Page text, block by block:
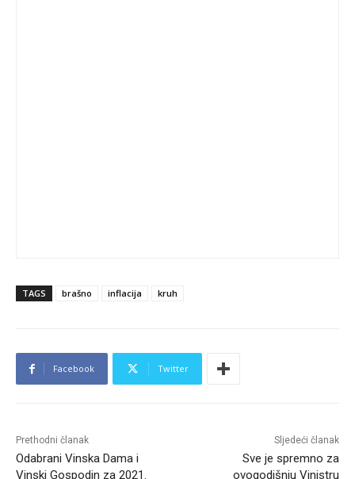
TAGS brašno inflacija kruh
Facebook Twitter
Prethodni članak
Odabrani Vinska Dama i
Vinski Gospodin za 2021.
Sljedeći članak
Sve je spremno za
ovogodišnju Vinistru